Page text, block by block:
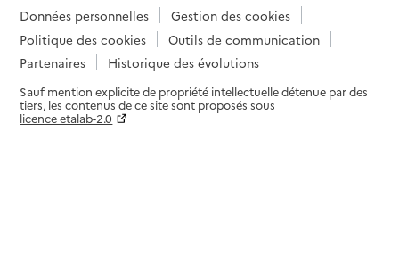
Données personnelles
Gestion des cookies
Politique des cookies
Outils de communication
Partenaires
Historique des évolutions
Sauf mention explicite de propriété intellectuelle détenue par des
tiers, les contenus de ce site sont proposés sous
licence etalab-2.0